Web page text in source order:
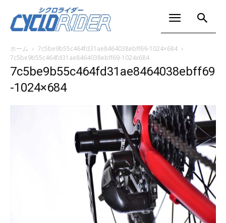
ホーム
7c5be9b55c464fd31ae8464038ebff69-1024×684
7c5be9b55c464fd31ae8464038ebff69-1024x684
7c5be9b55c464fd31ae8464038ebff69
-1024×684